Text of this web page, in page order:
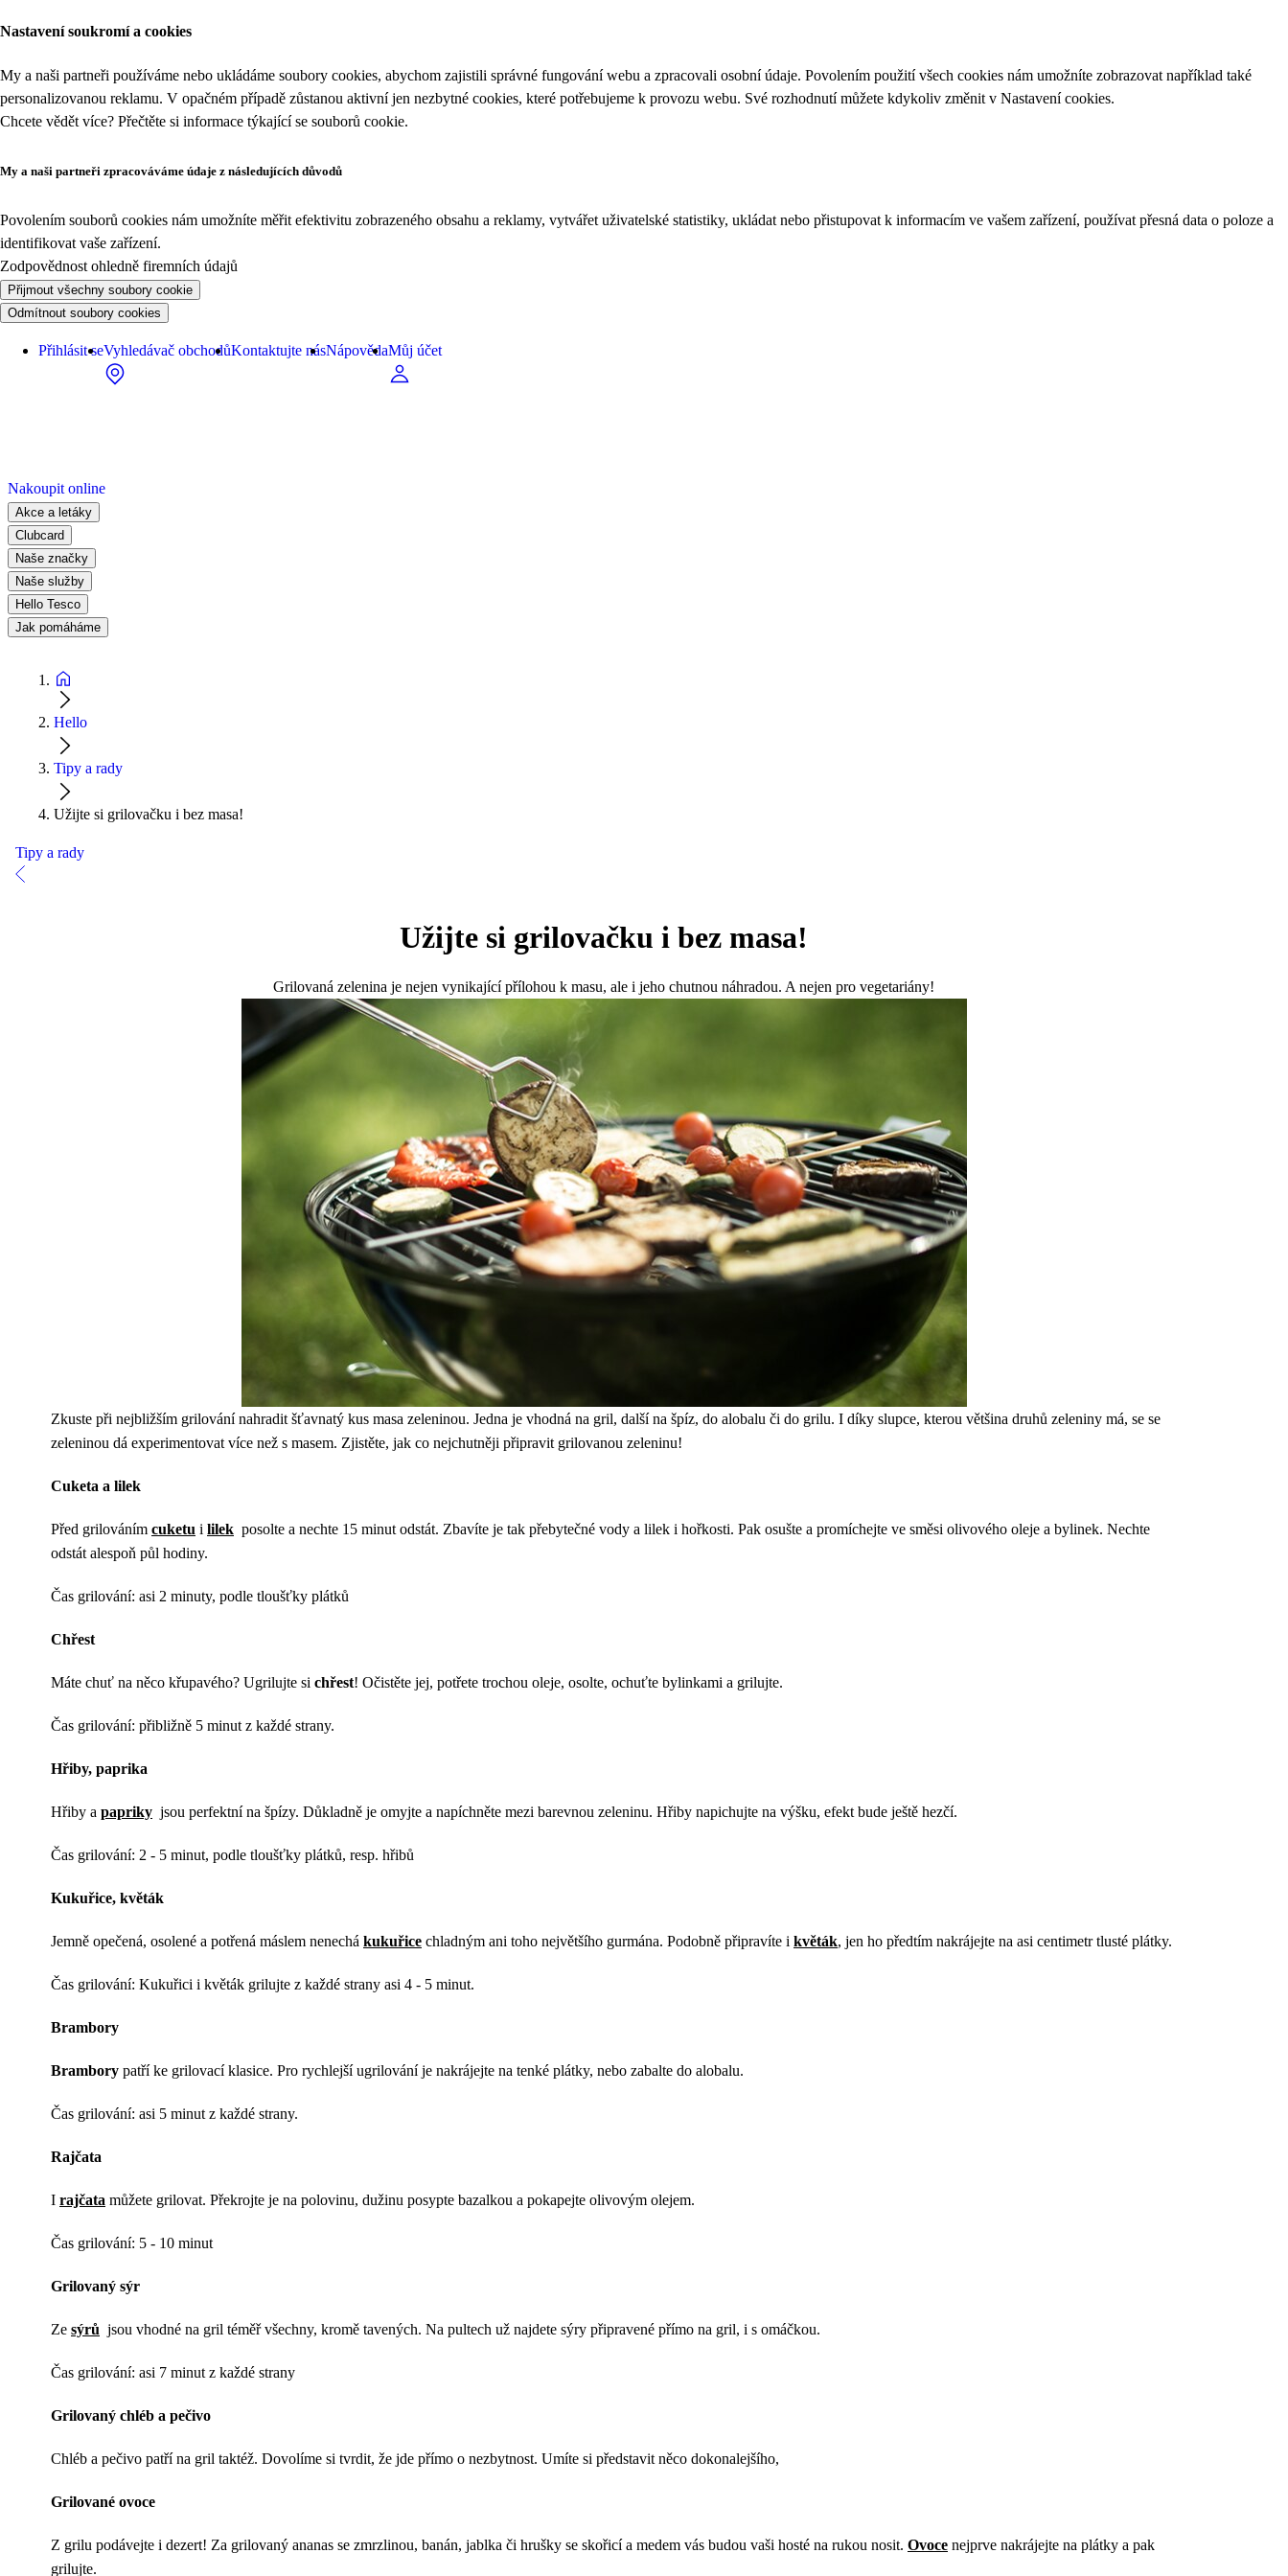
Nastavení soukromí a cookies
My a naši partneři používáme nebo ukládáme soubory cookies, abychom zajistili správné fungování webu a zpracovali osobní údaje. Povolením použití všech cookies nám umožníte zobrazovat například také
personalizovanou reklamu. V opačném případě zůstanou aktivní jen nezbytné cookies, které potřebujeme k provozu webu. Své rozhodnutí můžete kdykoliv změnit v Nastavení cookies.
Chcete vědět více? Přečtěte si informace týkající se souborů cookie.
My a naši partneři zpracováváme údaje z následujících důvodů
Povolením souborů cookies nám umožníte měřit efektivitu zobrazeného obsahu a reklamy, vytvářet uživatelské statistiky, ukládat nebo přistupovat k informacím ve vašem zařízení, používat přesná data o poloze a
identifikovat vaše zařízení.
Zodpovědnost ohledně firemních údajů
Přijmout všechny soubory cookie
Odmítnout soubory cookies
Přihlásit seVyhledávač obchodůKontaktujte násNápovědaMůj účet
Nakoupit online
Akce a letáky
Clubcard
Naše značky
Naše služby
Hello Tesco
Jak pomáháme
Hello
Tipy a rady
Užijte si grilovačku i bez masa!
Tipy a rady
Užijte si grilovačku i bez masa!
Grilovaná zelenina je nejen vynikající přílohou k masu, ale i jeho chutnou náhradou. A nejen pro vegetariány!
Zkuste při nejbližším grilování nahradit šťavnatý kus masa zeleninou. Jedna je vhodná na gril, další na špíz, do alobalu či do grilu. I díky slupce, kterou většina druhů zeleniny má, se se
zeleninou dá experimentovat více než s masem. Zjistěte, jak co nejchutněji připravit grilovanou zeleninu!
Cuketa a lilek
Před grilováním cuketu i lilek posolte a nechte 15 minut odstát. Zbavíte je tak přebytečné vody a lilek i hořkosti. Pak osušte a promíchejte ve směsi olivového oleje a bylinek. Nechte
odstát alespoň půl hodiny.
Čas grilování: asi 2 minuty, podle tloušťky plátků
Chřest
Máte chuť na něco křupavého? Ugrilujte si chřest! Očistěte jej, potřete trochou oleje, osolte, ochuťte bylinkami a grilujte.
Čas grilování: přibližně 5 minut z každé strany.
Hřiby, paprika
Hřiby a papriky jsou perfektní na špízy. Důkladně je omyjte a napíchněte mezi barevnou zeleninu. Hřiby napichujte na výšku, efekt bude ještě hezčí.
Čas grilování: 2 - 5 minut, podle tloušťky plátků, resp. hřibů
Kukuřice, květák
Jemně opečená, osolené a potřená máslem nenechá kukuřice chladným ani toho největšího gurmána. Podobně připravíte i květák, jen ho předtím nakrájejte na asi centimetr tlusté plátky.
Čas grilování: Kukuřici i květák grilujte z každé strany asi 4 - 5 minut.
Brambory
Brambory patří ke grilovací klasice. Pro rychlejší ugrilování je nakrájejte na tenké plátky, nebo zabalte do alobalu.
Čas grilování: asi 5 minut z každé strany.
Rajčata
I rajčata můžete grilovat. Překrojte je na polovinu, dužinu posypte bazalkou a pokapejte olivovým olejem.
Čas grilování: 5 - 10 minut
Grilovaný sýr
Ze sýrů jsou vhodné na gril téměř všechny, kromě tavených. Na pultech už najdete sýry připravené přímo na gril, i s omáčkou.
Čas grilování: asi 7 minut z každé strany
Grilovaný chléb a pečivo
Chléb a pečivo patří na gril taktéž. Dovolíme si tvrdit, že jde přímo o nezbytnost. Umíte si představit něco dokonalejšího,
Grilované ovoce
Z grilu podávejte i dezert! Za grilovaný ananas se zmrzlinou, banán, jablka či hrušky se skořicí a medem vás budou vaši hosté na rukou nosit. Ovoce nejprve nakrájejte na plátky a pak
grilujte.